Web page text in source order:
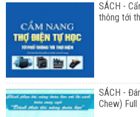
SÁCH -
thông tới
SÁCH -
Chew) Full